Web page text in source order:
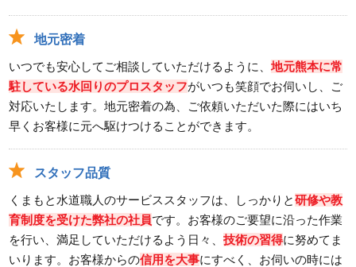
地元密着
いつでも安心してご相談していただけるように、地元熊本に常
駐している水回りのプロスタッフがいつも笑顔でお伺いし、ご
対応いたします。地元密着の為、ご依頼いただいた際にはいち
早くお客様に元へ駆けつけることができます。
スタッフ品質
くまもと水道職人のサービススタッフは、しっかりと研修や教
育制度を受けた弊社の社員です。お客様のご要望に沿った作業
を行い、満足していただけるよう日々、技術の習得に努めてま
いります。お客様からの信用を大事にすべく、お伺いの時には